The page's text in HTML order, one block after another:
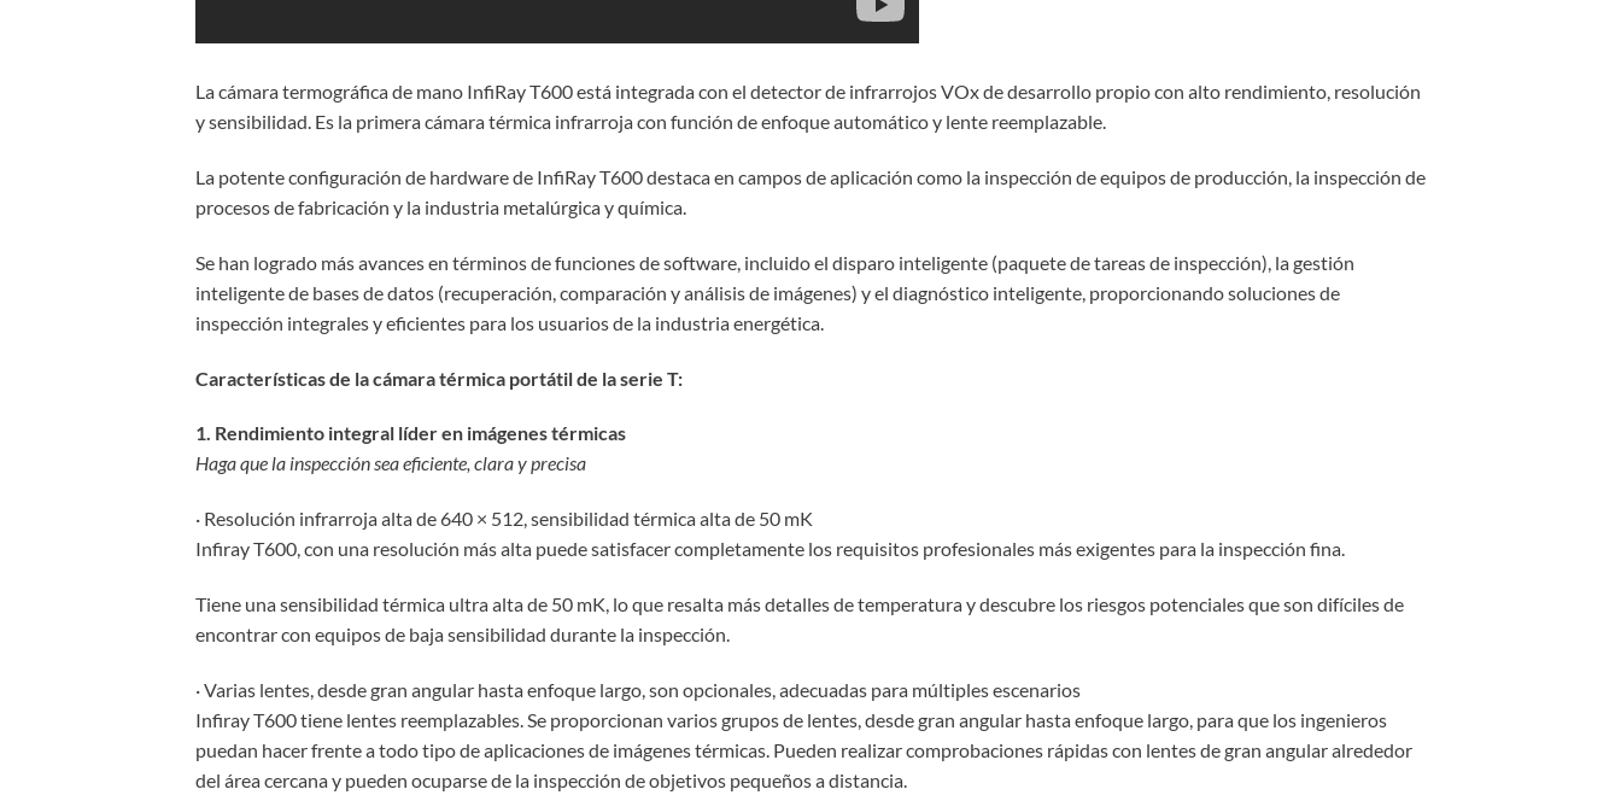
La cámara termográfica de mano InfiRay T600 está integrada con el detector de infrarrojos VOx de desarrollo propio con alto rendimiento, resolución
y sensibilidad. Es la primera cámara térmica infrarroja con función de enfoque automático y lente reemplazable.
La potente configuración de hardware de InfiRay T600 destaca en campos de aplicación como la inspección de equipos de producción, la inspección de
procesos de fabricación y la industria metalúrgica y química.
Se han logrado más avances en términos de funciones de software, incluido el disparo inteligente (paquete de tareas de inspección), la gestión
inteligente de bases de datos (recuperación, comparación y análisis de imágenes) y el diagnóstico inteligente, proporcionando soluciones de
inspección integrales y eficientes para los usuarios de la industria energética.
Características de la cámara térmica portátil de la serie T:
1. Rendimiento integral líder en imágenes térmicas
Haga que la inspección sea eficiente, clara y precisa
· Resolución infrarroja alta de 640 × 512, sensibilidad térmica alta de 50 mK
Infiray T600, con una resolución más alta puede satisfacer completamente los requisitos profesionales más exigentes para la inspección fina.
Tiene una sensibilidad térmica ultra alta de 50 mK, lo que resalta más detalles de temperatura y descubre los riesgos potenciales que son difíciles de
encontrar con equipos de baja sensibilidad durante la inspección.
· Varias lentes, desde gran angular hasta enfoque largo, son opcionales, adecuadas para múltiples escenarios
Infiray T600 tiene lentes reemplazables. Se proporcionan varios grupos de lentes, desde gran angular hasta enfoque largo, para que los ingenieros
puedan hacer frente a todo tipo de aplicaciones de imágenes térmicas. Pueden realizar comprobaciones rápidas con lentes de gran angular alrededor
del área cercana y pueden ocuparse de la inspección de objetivos pequeños a distancia.